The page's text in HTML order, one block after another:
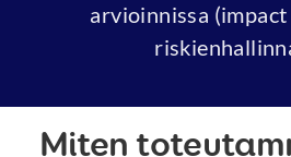
arvioinnissa (impact
Miten